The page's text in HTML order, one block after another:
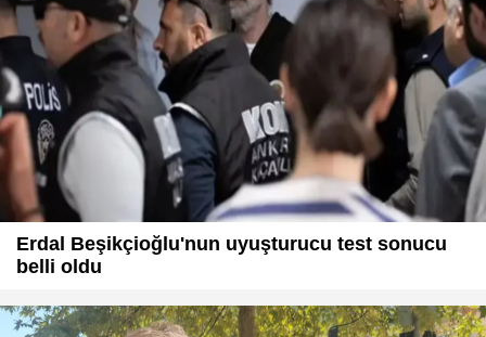
Erdal Beşikçioğlu'nun uyuşturucu test sonucu
belli oldu